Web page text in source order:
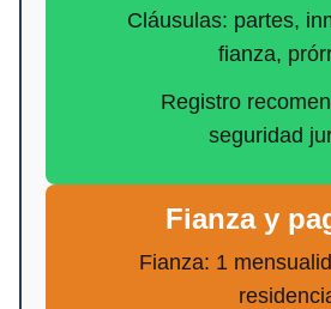
Cláusulas: partes,
fianza,
Registro
seguridad
Fianza y
Fianza: 1